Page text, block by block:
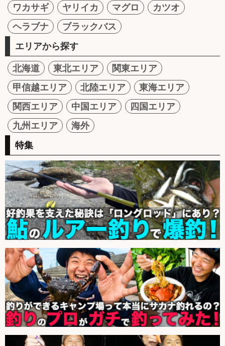
ワカサギ
ヤリイカ マグロ
カツオ
ヘラブナ
ブラックバス
エリアから探す
北海道 東北エリア
関東エリア
甲信越エリア
北陸エリア
東海エリア
関西エリア
中国エリア
四国エリア
九州エリア
海外
特集